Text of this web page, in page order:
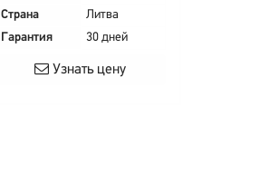
Страна
Литва
Гарантия
30 дней
Узнать цену